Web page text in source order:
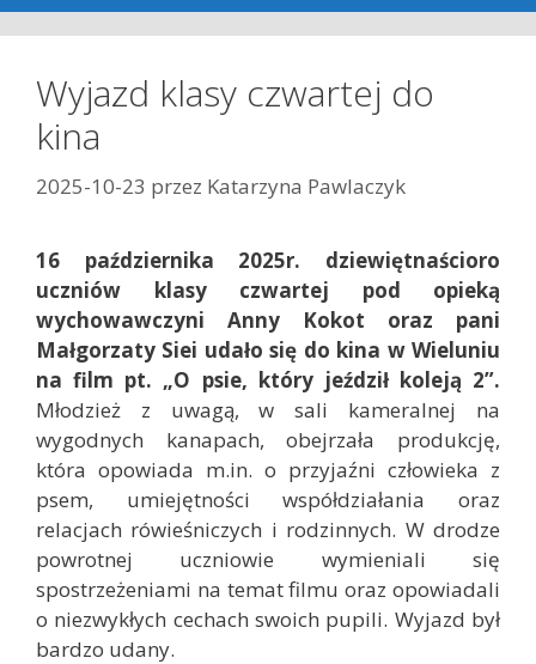
Wyjazd klasy czwartej do
kina
2025-10-23 przez Katarzyna Pawlaczyk
16 października 2025r. dziewiętnaścioro
uczniów klasy czwartej pod opieką
wychowawczyni Anny Kokot oraz pani
Małgorzaty Siei udało się do kina w Wieluniu
na film pt. „O psie, który jeździł koleją 2”.
Młodzież z uwagą, w sali kameralnej na
wygodnych kanapach, obejrzała produkcję,
która opowiada m.in. o przyjaźni człowieka z
psem, umiejętności współdziałania oraz
relacjach rówieśniczych i rodzinnych. W drodze
powrotnej uczniowie wymieniali się
spostrzeżeniami na temat filmu oraz opowiadali
o niezwykłych cechach swoich pupili. Wyjazd był
bardzo udany.